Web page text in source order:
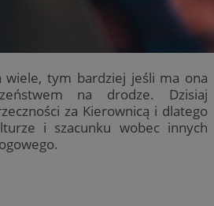
wiele, tym bardziej jeśli ma ona
na drodze. Dzisiaj
za Kierownicą i dlatego
i szacunku wobec innych